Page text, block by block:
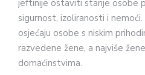
jeftinije ostaviti starije osobe
sigurnost, izoliranosti i nemoći.
osjećaju osobe s niskim
razvedene žene, a najviše
domaćinstvima.